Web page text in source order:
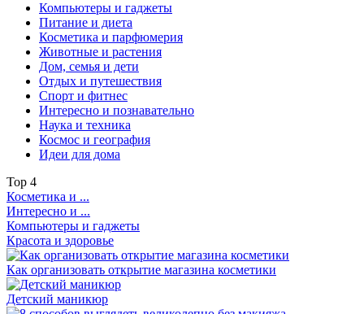
Компьютеры и гаджеты
Питание и диета
Косметика и парфюмерия
Животные и растения
Дом, семья и дети
Отдых и путешествия
Спорт и фитнес
Интересно и познавательно
Наука и техника
Космос и география
Идеи для дома
Top 4
Косметика и ...
Интересно и ...
Компьютеры и гаджеты
Красота и здоровье
Как организовать открытие магазина косметики
Детский маникюр